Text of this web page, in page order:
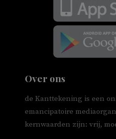
Over ons
de Kanttekening is een
emancipatoire
kernwaarden zijn: vrij,